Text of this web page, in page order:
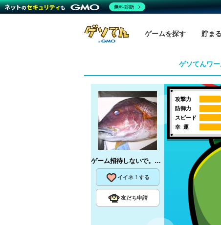
ゲームを探す 貯ま
ゲソてんワ
ゲーム招待しないで。DOM
イイネ！する
友だち申請
攻撃力
防御力
スピード
幸 運
無料診断